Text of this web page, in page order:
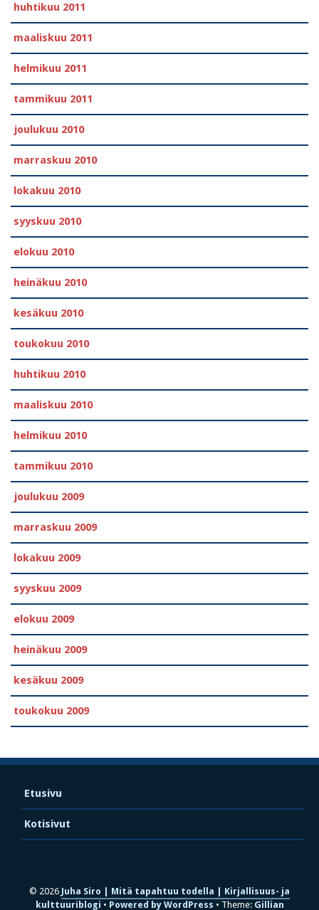
huhtikuu 2011
maaliskuu 2011
helmikuu 2011
tammikuu 2011
joulukuu 2010
marraskuu 2010
lokakuu 2010
syyskuu 2010
elokuu 2010
heinäkuu 2010
kesäkuu 2010
toukokuu 2010
huhtikuu 2010
maaliskuu 2010
helmikuu 2010
tammikuu 2010
joulukuu 2009
marraskuu 2009
lokakuu 2009
syyskuu 2009
elokuu 2009
heinäkuu 2009
kesäkuu 2009
toukokuu 2009
Etusivu
Kotisivut
© 2026 Juha Siro | Mitä tapahtuu todella | Kirjallisuus- ja
kulttuuriblogi
Powered by WordPress Theme: Gillian